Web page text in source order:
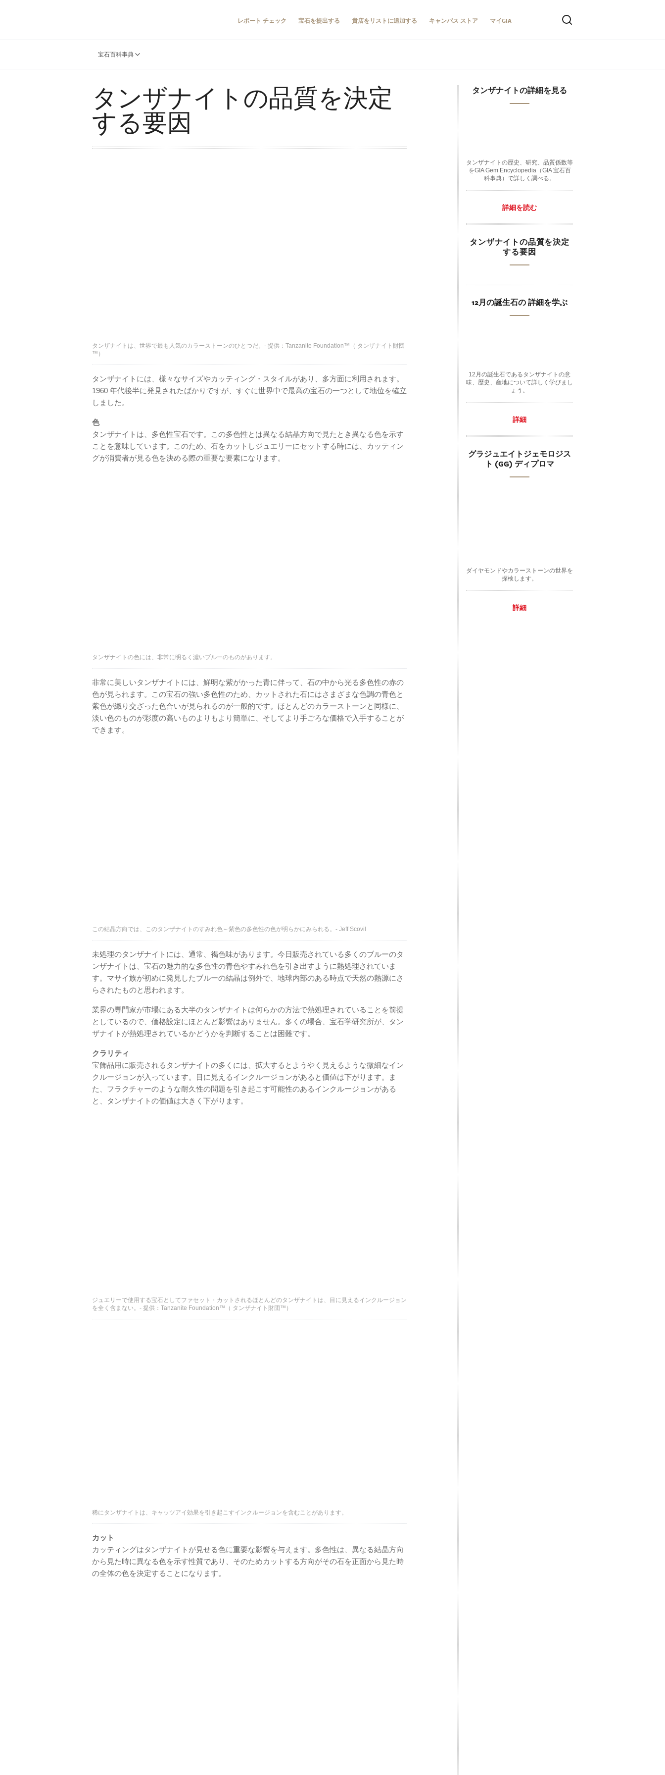
レポート チェック 宝石を提出する 貴店をリストに追加する キャンパス ストア マイGIA
宝石百科事典
タンザナイトの品質を決定
する要因
タンザナイトは、世界で最も人気のカラーストーンのひとつだ。- 提供：Tanzanite Foundation™（ タンザナイト財団
™）
タンザナイトには、様々なサイズやカッティング・スタイルがあり、多方面に利用されます。
1960 年代後半に発見されたばかりですが、すぐに世界中で最高の宝石の一つとして地位を確立
しました。
色
タンザナイトは、多色性宝石です。この多色性とは異なる結晶方向で見たとき異なる色を示す
ことを意味しています。このため、石をカットしジュエリーにセットする時には、カッティン
グが消費者が見る色を決める際の重要な要素になります。
タンザナイトの色には、非常に明るく濃いブルーのものがあります。
非常に美しいタンザナイトには、鮮明な紫がかった青に伴って、石の中から光る多色性の赤の
色が見られます。この宝石の強い多色性のため、カットされた石にはさまざまな色調の青色と
紫色が織り交ざった色合いが見られるのが一般的です。ほとんどのカラーストーンと同様に、
淡い色のものが彩度の高いものよりもより簡単に、そしてより手ごろな価格で入手することが
できます。
この結晶方向では、このタンザナイトのすみれ色～紫色の多色性の色が明らかにみられる。- Jeff Scovil
未処理のタンザナイトには、通常、褐色味があります。今日販売されている多くのブルーのタ
ンザナイトは、宝石の魅力的な多色性の青色やすみれ色を引き出すように熱処理されていま
す。マサイ族が初めに発見したブルーの結晶は例外で、地球内部のある時点で天然の熱源にさ
らされたものと思われます。
業界の専門家が市場にある大半のタンザナイトは何らかの方法で熱処理されていることを前提
としているので、価格設定にほとんど影響はありません。多くの場合、宝石学研究所が、タン
ザナイトが熱処理されているかどうかを判断することは困難です。
クラリティ
宝飾品用に販売されるタンザナイトの多くには、拡大するとようやく見えるような微細なイン
クルージョンが入っています。目に見えるインクルージョンがあると価値は下がります。ま
た、フラクチャーのような耐久性の問題を引き起こす可能性のあるインクルージョンがある
と、タンザナイトの価値は大きく下がります。
ジュエリーで使用する宝石としてファセット・カットされるほとんどのタンザナイトは、目に見えるインクルージョン
を全く含まない。- 提供：Tanzanite Foundation™（ タンザナイト財団™）
稀にタンザナイトは、キャッツアイ効果を引き起こすインクルージョンを含むことがあります。
カット
カッティングはタンザナイトが見せる色に重要な影響を与えます。多色性は、異なる結晶方向
から見た時に異なる色を示す性質であり、そのためカットする方向がその石を正面から見た時
の全体の色を決定することになります。
タンザナイトの詳細を見る
タンザナイトの歴史、研究、品質係数等
をGIA Gem Encyclopedia（GIA 宝石百
科事典）で詳しく調べる。
詳細を読む
タンザナイトの品質を決定
する要因
12月の誕生石の 詳細を学ぶ
12月の誕生石であるタンザナイトの意
味、歴史、産地について詳しく学びまし
ょう。
詳細
グラジュエイトジェモロジス
ト (GG) ディプロマ
ダイヤモンドやカラーストーンの世界を
探検します。
詳細